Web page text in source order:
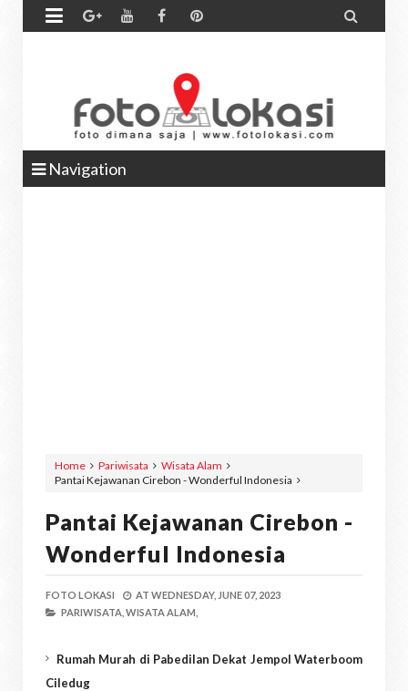
 
Navigation
Home Pariwisata
Wisata Alam
Pantai Kejawanan Cirebon - Wonderful Indonesia
Pantai Kejawanan Cirebon -
Wonderful Indonesia
FOTO LOKASI AT WEDNESDAY, JUNE 07, 2023
PARIWISATA, WISATA ALAM,
Rumah Murah di Pabedilan Dekat Jempol Waterboom
Ciledug